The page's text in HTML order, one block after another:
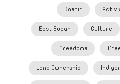
Bashir
Culture
East Sudan
Freedoms
Land Ownership